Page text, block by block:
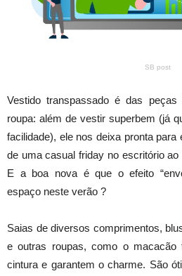
SB post
Vestido transpassado é das
roupa: além de vestir superbem (já
facilidade), ele nos deixa pronta para
de uma casual friday no escritório
E a boa nova é que o efeito
espaço neste verão ?
Saias de diversos comprimentos,
e outras roupas, como o macacão
cintura e garantem o charme. São